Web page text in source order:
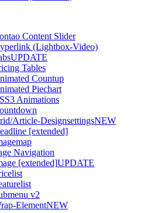
Content Slider
(Lightbox-Video)
UPDATE
Tables
Countup
Piechart
Animations
Article-DesignsettingsNEW
[extended]
Navigation
[extended]UPDATE
v2
ElementNEW